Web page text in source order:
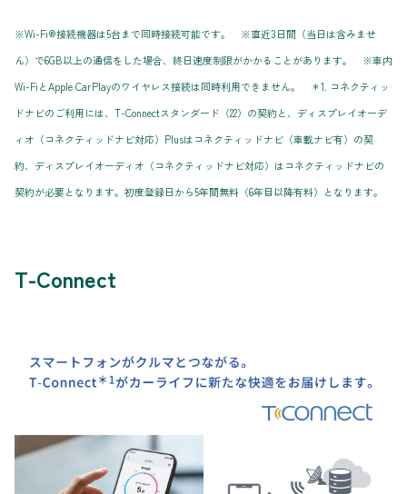
※Wi-Fi®接続機器は5台まで同時接続可能です。 ※直近3日間（当日は含みませ
ん）で6GB以上の通信をした場合、終日速度制限がかかることがあります。 ※車内
Wi-FiとApple CarPlayのワイヤレス接続は同時利用できません。 ＊1. コネクティッ
ドナビのご利用には、T-Connectスタンダード（22）の契約と、ディスプレイオーデ
ィオ（コネクティッドナビ対応）Plusはコネクティッドナビ（車載ナビ有）の契
約、ディスプレイオーディオ（コネクティッドナビ対応）はコネクティッドナビの
契約が必要となります。初度登録日から5年間無料（6年目以降有料）となります。
T-Connect